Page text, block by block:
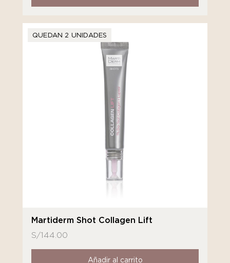
QUEDAN 2 UNIDADES
Martiderm Shot Collagen Lift
S/144.00
Añadir al carrito